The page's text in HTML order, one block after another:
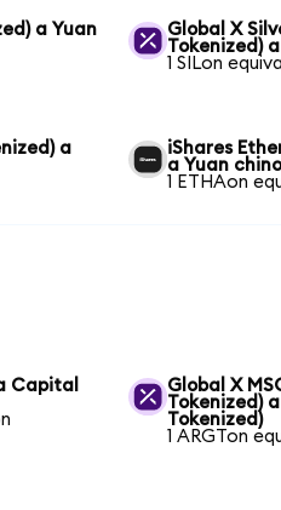
a Yuan
Global X
Tokenized)
1 SILon
a
iShares
a Yuan chino
1 ETHAon
Capital
Global X
Tokenized)
Tokenized)
1 ARGTon